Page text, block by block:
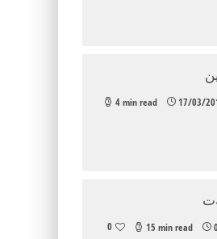
17/03/
4 min read
15 min read
0